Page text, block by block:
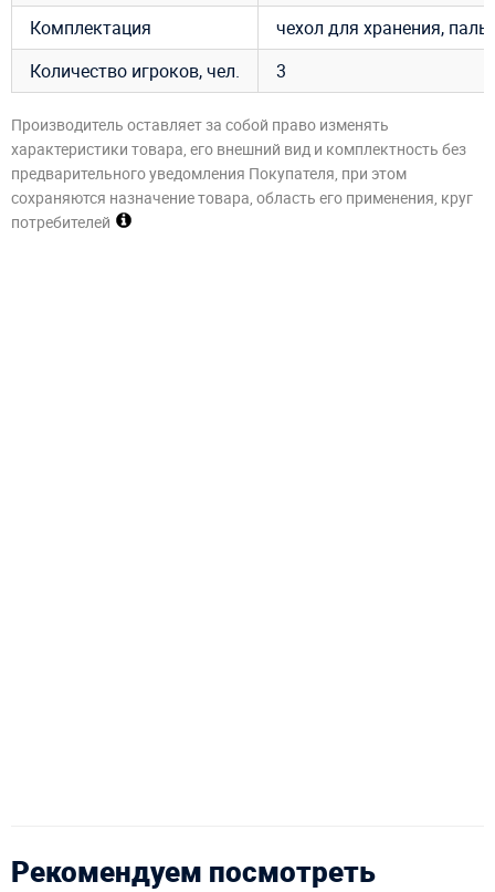
Комплектация
чехол для хранения,
Количество игроков, чел.
3
Производитель оставляет за собой право изменять
характеристики товара, его внешний вид и комплектность без
предварительного уведомления Покупателя, при этом
сохраняются назначение товара, область его применения, круг
потребителей
Рекомендуем посмотреть